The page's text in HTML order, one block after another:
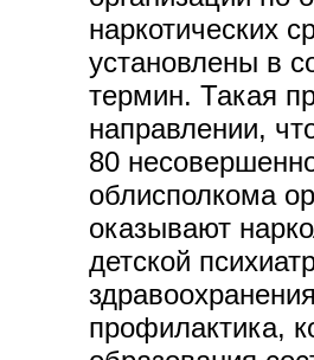
наркотических
установлены в
термин. Такая
направлении,
80
облисполкома
оказывают
детской
профилактика,